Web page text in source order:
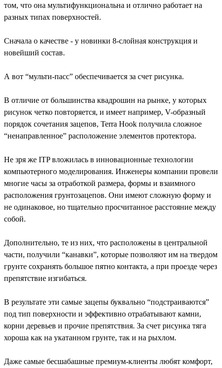
том, что она мультифункциональна и отлично работает на
разных типах поверхностей.
Сначала о качестве - у новинки 8-слойная конструкция и
новейший состав.
А вот “мульти-пасс” обеспечивается за счет рисунка.
В отличие от большинства квадрошин на рынке, у которых
рисунок четко повторяется, и имеет например, V-образный
порядок сочетания зацепов, Terra Hook получила сложное
“ненаправленное” расположение элементов протектора.
Не зря же ITP вложилась в инновационные технологии
компьютерного моделирования. Инженеры компании провели
многие часы за отработкой размера, формы и взаимного
расположения грунтозацепов. Они имеют сложную форму и
не одинаковое, но тщательно просчитанное расстояние между
собой.
Дополнительно, те из них, что расположены в центральной
части, получили “канавки”, которые позволяют им на твердом
грунте сохранять большое пятно контакта, а при проезде через
препятствие изгибаться.
В результате эти самые зацепы буквально “подстраиваются”
под тип поверхности и эффективно отрабатывают камни,
корни деревьев и прочие препятствия. За счет рисунка тяга
хороша как на укатанном грунте, так и на рыхлом.
Даже самые бесшабашные премиум-клиенты любят комфорт,